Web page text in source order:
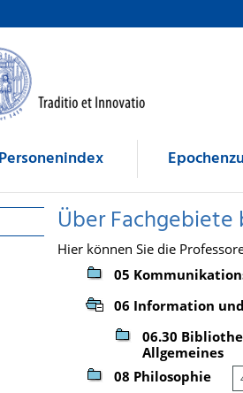
Personenindex
Über
Hier können Sie die
05
06 Information
06.30
Allgemeines
08 Philosophie